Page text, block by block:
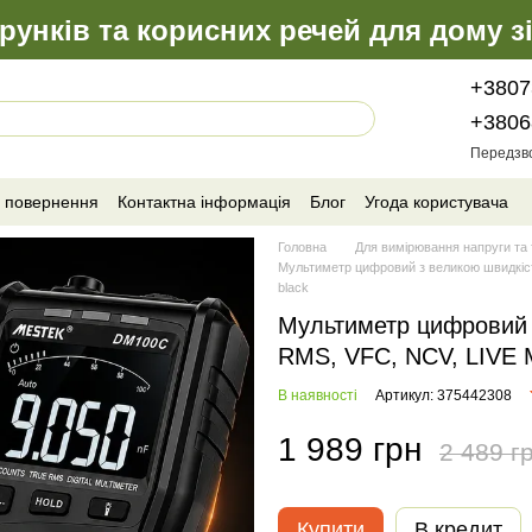
та корисних речей для дому
повернення Контактна інформація Блог Угода користувача
Головна
Для вимірювання напруги
Мультиметр цифровий з великою
black
Мультиметр
RMS, VFC, NCV, LIVE
В наявності Артикул: 375442308
1 989 грн 2 489